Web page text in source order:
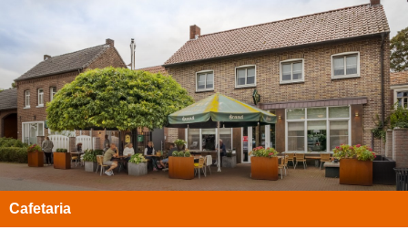
Cafetaria